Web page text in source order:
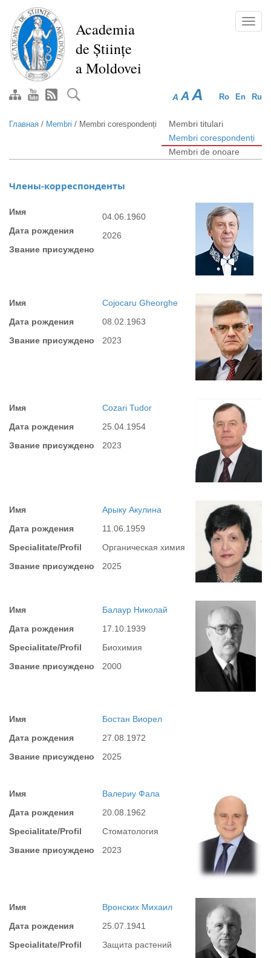
Перейти
основному
содержанию
Academia
de Științe
a Moldovei
Ro En Ru
A A A
Главная / Membri / Membri corespondenți
Membri titulari
Membri corespondenți
Membri de onoare
Члены-корреспонденты
Имя
Дата рождения
Звание присуждено
04.06.1960
2026
Имя
Дата рождения
Звание присуждено
Cojocaru Gheorghe
08.02.1963
2023
Имя
Дата рождения
Звание присуждено
Cozari Tudor
25.04.1954
2023
Имя
Дата рождения
Specialitate/Profil
Звание присуждено
Арыку Акулина
11.06.1959
Органическая химия
2025
Имя
Дата рождения
Specialitate/Profil
Звание присуждено
Балаур Николай
17.10.1939
Биохимия
2000
Имя
Дата рождения
Звание присуждено
Бостан Виорел
27.08.1972
2025
Имя
Дата рождения
Specialitate/Profil
Звание присуждено
Валериу Фала
20.08.1962
Стоматология
2023
Имя
Дата рождения
Specialitate/Profil
Вронских Михаил
25.07.1941
Защита растений